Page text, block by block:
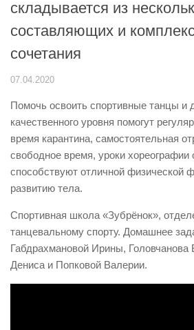
складывается из
составляющих и
сочетания
07.04.2020
Помочь освоить спортивные танцы и
качественного уровня помогут
время карантина, самостоятельная
свободное время, уроки хореографии
способствуют отличной физической
развитию тела.
Спортивная школа «Зубрёнок»,
танцевальному спорту. Домашнее
Габдрахмановой Ирины,
Дениса и Попковой Валерии.